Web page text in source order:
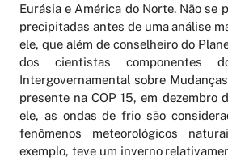
Eurásia e América do Norte. Não se
precipitadas antes de uma análise
ele, que além de conselheiro do
dos cientistas componentes
Intergovernamental sobre
presente na COP 15, em dezembro
ele, as ondas de frio são
fenômenos meteorológicos
exemplo, teve um inverno